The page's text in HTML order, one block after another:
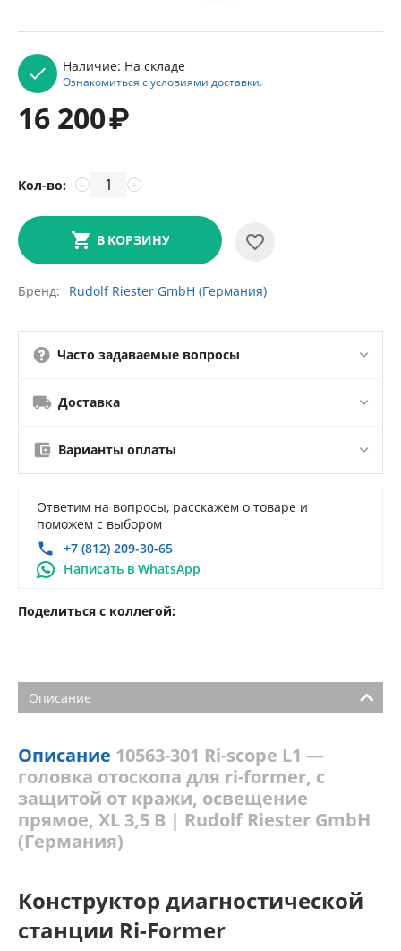
Наличие: На складе
Ознакомиться с условиями доставки.
16 200₽
Кол-во: +
−
В КОРЗИНУ
Бренд Rudolf Riester GmbH (Германия)
Часто задаваемые вопросы
Доставка
Варианты оплаты
Ответим на вопросы, расскажем о товаре и
поможем с выбором
+7 (812) 209-30-65
Написать в WhatsApp
Поделиться с коллегой:
Описание
Описание 10563-301 Ri-scope L1 —
головка отоскопа для ri-former, с
защитой от кражи, освещение
прямое, XL 3,5 B | Rudolf Riester GmbH
(Германия)
Конструктор диагностической
станции Ri-Former